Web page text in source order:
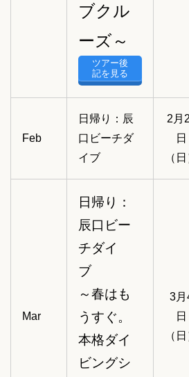
ブクル
ーズ～
ツアー後
記を見る
Feb
日帰り：辰
口ビーチダ
イブ
2月
日
（日
Mar
日帰り：
辰口ビー
チダイ
ブ
～春はも
うすぐ。
本格ダイ
ビングシ
3月
日
（日